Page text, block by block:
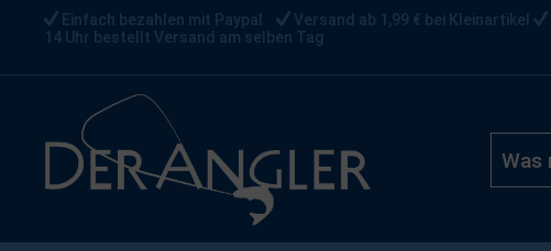
Einfach bezahlen mit Paypal Versand ab 1,99 € bei Kleinartikel
14 Uhr bestellt Versand am selben Tag